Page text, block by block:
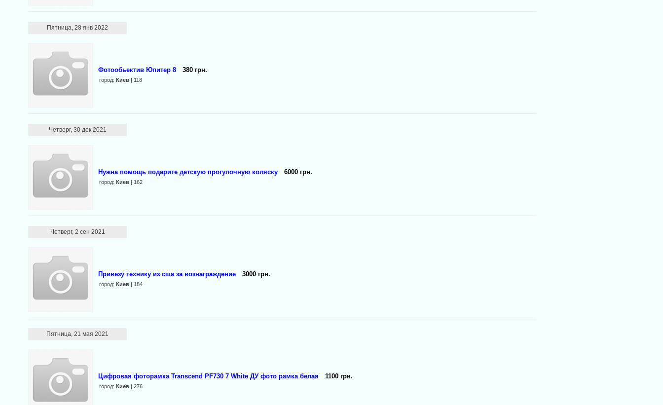
Пятница, 28 янв 2022
Фотообьектив Юпитер 8 380 грн.
город:Киев | 118
Четверг, 30 дек 2021
Нужна помощь подарите детскую прогулочную коляску 6000 грн.
город:Киев | 162
Четверг, 2 сен 2021
Привезу технику из сша за вознаграждение 3000 грн.
город:Киев | 184
Пятница, 21 мая 2021
Цифровая фоторамка Transcend PF730 7 White ДУ фото рамка белая 1100 грн.
город:Киев | 276